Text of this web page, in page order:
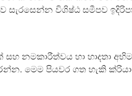
විශිෂ්ඨ සමීපව
නමකාරීත්වය හා හාදතා
මෙම පියවර ගත හැකි